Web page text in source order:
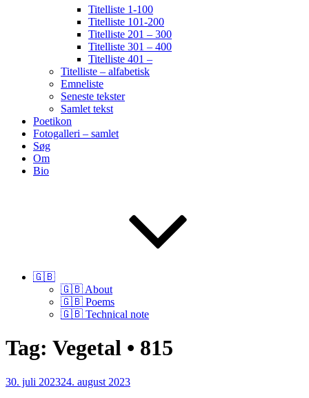
Titelliste 1-100
Titelliste 101-200
Titelliste 201 – 300
Titelliste 301 – 400
Titelliste 401 –
Titelliste – alfabetisk
Emneliste
Seneste tekster
Samlet tekst
Poetikon
Fotogalleri – samlet
Søg
Om
Bio
🇬🇧
🇬🇧 About
🇬🇧 Poems
🇬🇧 Technical note
Tag: Vegetal • 815
Udgivet
30. juli 202324. august 2023